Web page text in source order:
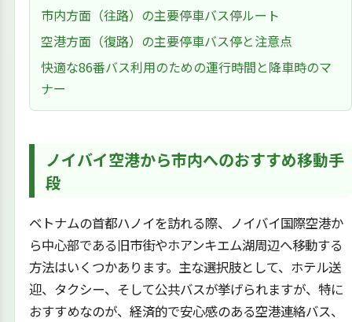
市内方面（往路）の主要停車バス停ルート
空港方面（復路）の主要停車バス停と注意点
快適な86番バス利用のための運行時間と降車時のマ
ナー
ノイバイ空港から市内へのおすすめ移動手
段
ベトナムの首都ハノイを訪れる際、ノイバイ国際空港か
ら中心部である旧市街やホアンキエム湖周辺へ移動する
方法はいくつかあります。主な選択肢として、ホテル送
迎、タクシー、そして公共バスが挙げられますが、特に
おすすめなのが、経済的で安心感のある空港連絡バス、